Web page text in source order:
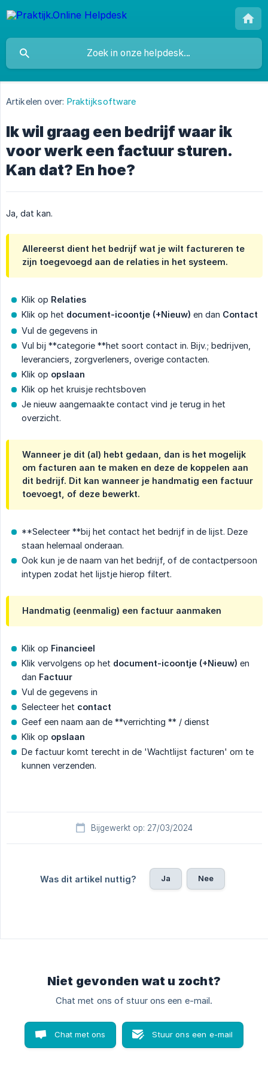
Artikelen over: Praktijksoftware
Ik wil graag een bedrijf waar ik
voor werk een factuur sturen.
Kan dat? En hoe?
Ja, dat kan.
Allereerst dient het bedrijf wat je wilt factureren te
zijn toegevoegd aan de relaties in het systeem.
Klik op Relaties
Klik op het document-icoontje (+Nieuw) en dan Contact
Vul de gegevens in
Vul bij **categorie **het soort contact in. Bijv.; bedrijven,
leveranciers, zorgverleners, overige contacten.
Klik op opslaan
Klik op het kruisje rechtsboven
Je nieuw aangemaakte contact vind je terug in het
overzicht.
Wanneer je dit (al) hebt gedaan, dan is het mogelijk
om facturen aan te maken en deze de koppelen aan
dit bedrijf. Dit kan wanneer je handmatig een factuur
toevoegt, of deze bewerkt.
**Selecteer **bij het contact het bedrijf in de lijst. Deze
staan helemaal onderaan.
Ook kun je de naam van het bedrijf, of de contactpersoon
intypen zodat het lijstje hierop filtert.
Handmatig (eenmalig) een factuur aanmaken
Klik op Financieel
Klik vervolgens op het document-icoontje (+Nieuw) en
dan Factuur
Vul de gegevens in
Selecteer het contact
Geef een naam aan de **verrichting ** / dienst
Klik op opslaan
De factuur komt terecht in de 'Wachtlijst facturen' om te
kunnen verzenden.
Bijgewerkt op: 27/03/2024
Was dit artikel nuttig? Ja Nee
Niet gevonden wat u zocht?
Chat met ons of stuur ons een e-mail.
Chat met ons Stuur ons een e-mail